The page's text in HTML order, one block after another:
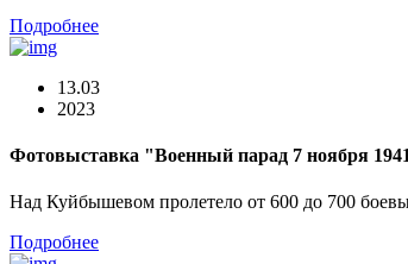
Подробнее
13.03
2023
Фотовыставка "Военный парад 7 ноября
Над Куйбышевом пролетело от 600 до 700
Подробнее